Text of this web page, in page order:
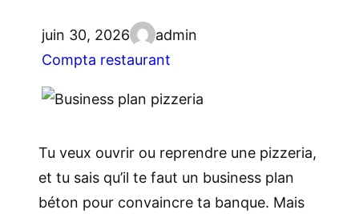
juin 30, 2026
admin
Compta restaurant
Tu veux ouvrir ou reprendre une pizzeria,
et tu sais qu’il te faut un business plan
béton pour convaincre ta banque. Mais